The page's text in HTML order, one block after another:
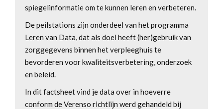
spiegelinformatie om te kunnen leren en verbeteren.
De peilstations zijn onderdeel van het programma
Leren van Data, dat als doel heeft (her)gebruik van
zorggegevens binnen het verpleeghuis te
bevorderen voor kwaliteitsverbetering, onderzoek
en beleid.
In dit factsheet vind je data over in hoeverre
conform de Verenso richtlijn werd gehandeld bij